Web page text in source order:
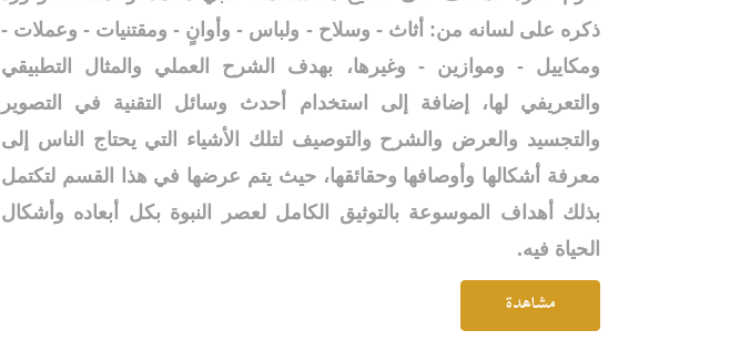
ذكره على لسانه من: أثاث - وسلاح - ولباس - وأوانٍ - ومقتنيات - وعملات -
ومكاييل - وموازين - وغيرها، بهدف الشرح العملي والمثال التطبيقي
والتعريفي لها، إضافة إلى استخدام أحدث وسائل التقنية في التصوير
والتجسيد والعرض والشرح والتوصيف لتلك الأشياء التي يحتاج الناس إلى
معرفة أشكالها وأوصافها وحقائقها، حيث يتم عرضها في هذا القسم لتكتمل
بذلك أهداف الموسوعة بالتوثيق الكامل لعصر النبوة بكل أبعاده وأشكال
الحياة فيه.
مشاهدة